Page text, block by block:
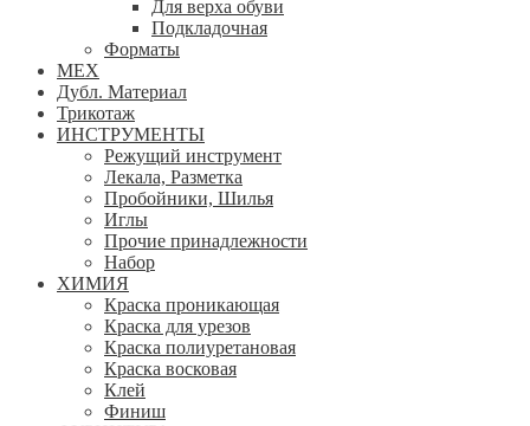
Для верха обуви
Подкладочная
Форматы
МЕХ
Дубл. Материал
Трикотаж
ИНСТРУМЕНТЫ
Режущий инструмент
Лекала, Разметка
Пробойники, Шилья
Иглы
Прочие принадлежности
Набор
ХИМИЯ
Краска проникающая
Краска для урезов
Краска полиуретановая
Краска восковая
Клей
Финиш